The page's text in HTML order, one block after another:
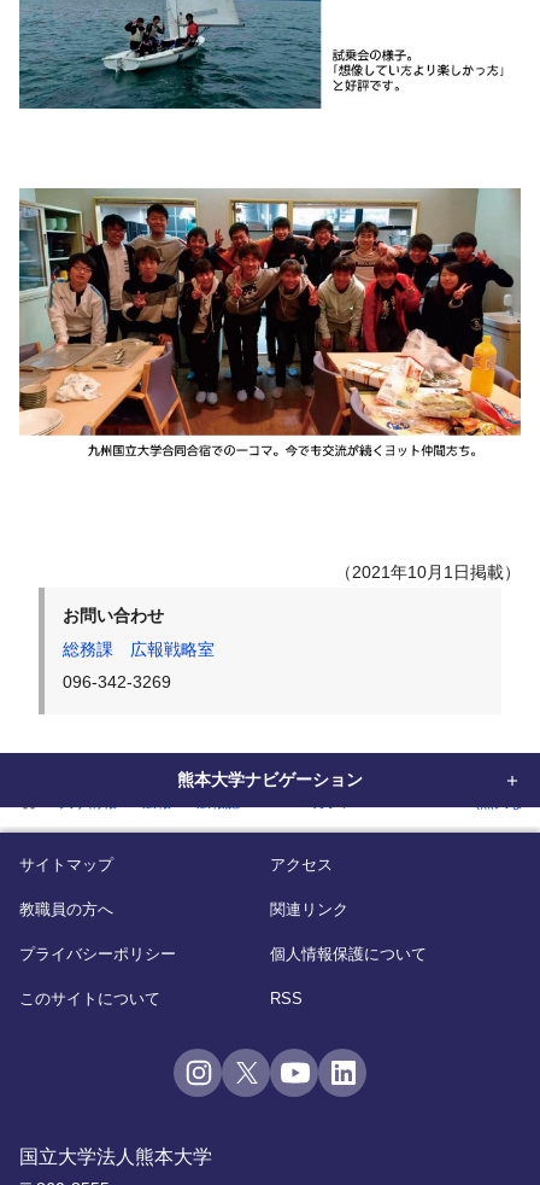
（2021年10月1日掲載）
お問い合わせ
総務課 広報戦略室
096-342-3269
熊本大学ナビゲーション
国立大学法人熊本大学
サイトマップ アクセス
教職員の方へ 関連リンク
プライバシーポリシー 個人情報保護について
このサイトについて RSS